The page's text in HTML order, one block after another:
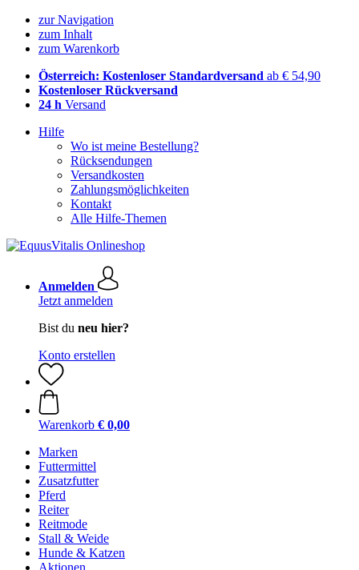
zur Navigation
zum Inhalt
zum Warenkorb
Österreich: Kostenloser Standardversand ab € 54,90
Kostenloser Rückversand
24 h Versand
Hilfe
Wo ist meine Bestellung?
Rücksendungen
Versandkosten
Zahlungsmöglichkeiten
Kontakt
Alle Hilfe-Themen
Anmelden
Jetzt anmelden
Bist du neu hier?
Konto erstellen
Warenkorb € 0,00
Marken
Futtermittel
Zusatzfutter
Pferd
Reiter
Reitmode
Stall & Weide
Hunde & Katzen
Aktionen